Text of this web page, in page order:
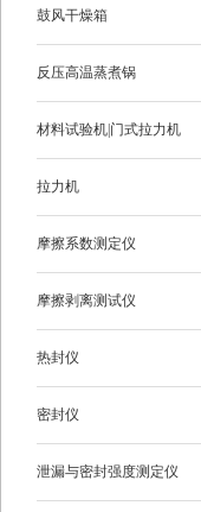
鼓风干燥箱
反压高温蒸煮锅
材料试验机|门式拉力机
拉力机
摩擦系数测定仪
摩擦剥离测试仪
热封仪
密封仪
泄漏与密封强度测定仪